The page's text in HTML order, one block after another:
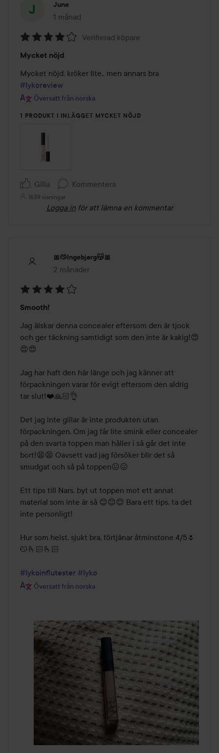
June
1 månad
Inlägget skapades 1 månad
4
av
5
Verifierad köpare
Mycket nöjd
#lykoreview
Översatt från norska
1 PRODUKT I INLÄGGET MYCKET NÖJD
Gilla Kommentera
1639 visningar
Logga in för att lämna en kommentar
🎀😽Ingebjørg😽🎀
2 månader
Inlägget skapades 2 månader
4
av
5
Smooth!
Jag älskar denna concealer eftersom den är tjock
och ger täckning samtidigt som den inte är kakig!😍
😍😍
Jag har haft den här länge och jag känner att
förpackningen varar för evigt eftersom den aldrig
tar slut!❤️🙏🏻👌
Det jag inte gillar är inte produkten utan
förpackningen. Om jag får lite smink eller concealer
på den svarta toppen man håller i så går det inte
bort!😫😫 Oavsett vad jag försöker blir det så
smudgat och så på toppen😖😖
Ett tips till Nars, byt ut toppen mot ett annat
material som inte är så 😊😊😊 Bara ett tips, ta det
inte personligt!
Hur som helst, sjukt bra, förtjänar åtminstone 4/5🌷
😽🫰🏻🫰🏻
#lykoinflutester #lyko
Översatt från norska